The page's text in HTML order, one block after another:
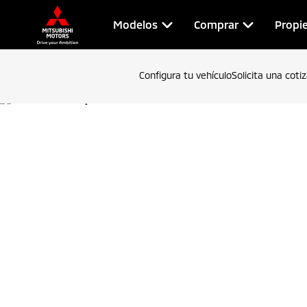
Modelos Comprar
Configura tu vehículoSolicita una